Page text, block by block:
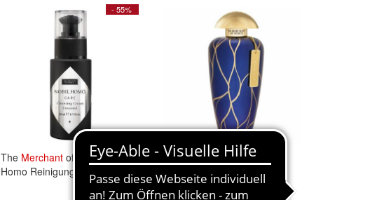
- 55%
The Merchant of VeniceNobil
Homo Reinigungscreme, 50ml
TheMerchant ofVenice
Craquele Edp Spray 100ml